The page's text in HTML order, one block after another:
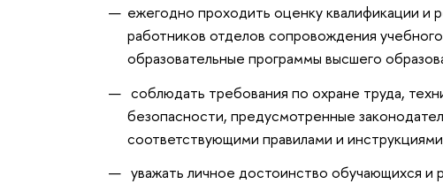
ежегодно проходить оценку квалификации и
работников отделов сопровождения
образовательные программы высшего
соблюдать требования по охране труда,
безопасности, предусмотренные
соответствующими правилами и
уважать личное достоинство обучающихся